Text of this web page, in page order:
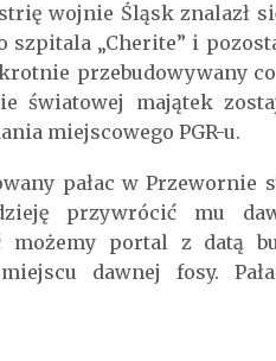
wojnie Śląsk znalazł
„Cherite” i
przebudowywany
światowej majątek
miejscowego PGR-u.
pałac w Przewornie
przywrócić mu
możemy portal z datą
dawnej fosy.